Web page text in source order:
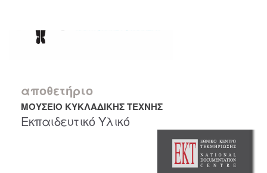
αποθετήριο
ΜΟΥΣΕΙΟ ΚΥΚΛΑΔΙΚΗΣ ΤΕΧΝΗΣ
Εκπαιδευτικό Υλικό